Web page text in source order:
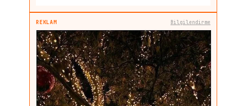
REKLAM Bilgilendirme